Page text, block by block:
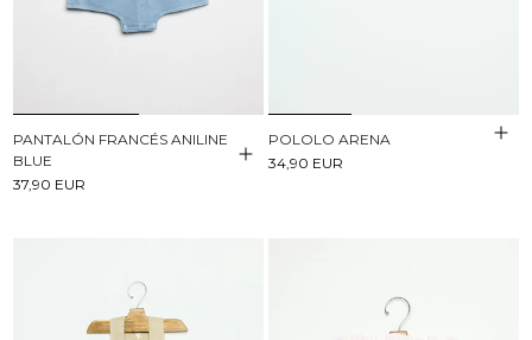
PANTALÓN FRANCÉS ANILINE
BLUE
37,90 EUR
POLOLO ARENA
34,90 EUR